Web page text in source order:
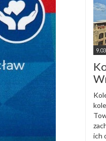
ich